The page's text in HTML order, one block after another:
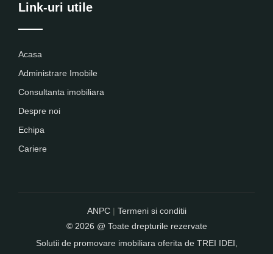
Link-uri utile
Acasa
Administrare Imobile
Consultanta imobiliara
Despre noi
Echipa
Cariere
ANPC| Termeni si conditii
© 2026 @ Toate drepturile rezervate
Solutii de promovare imobiliara oferita de TREI IDEI,